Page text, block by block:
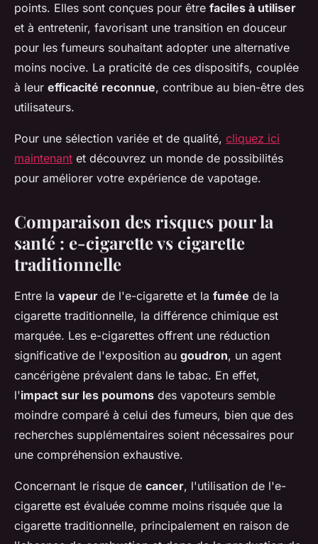
points. Elles sont conçues pour être faciles à utiliser
et à entretenir, favorisant une transition en douceur
pour les fumeurs souhaitant adopter une alternative
moins nocive. La praticité de ces dispositifs, couplée
à leur efficacité reconnue, contribue au bien-être des
utilisateurs.
Pour une sélection variée et de qualité, cliquez ici
maintenant et découvrez un monde de possibilités
pour améliorer votre expérience de vapotage.
Comparaison des risques pour la
santé : e-cigarette vs cigarette
traditionnelle
Entre la vapeur de l'e-cigarette et la fumée de la
cigarette traditionnelle, la différence chimique est
marquée. Les e-cigarettes offrent une réduction
significative de l'exposition au goudron, un agent
cancérigène prévalent dans le tabac. En effet,
l'impact sur les poumons des vapoteurs semble
moindre comparé à celui des fumeurs, bien que des
recherches supplémentaires soient nécessaires pour
une compréhension exhaustive.
Concernant le risque de cancer, l'utilisation de l'e-
cigarette est évaluée comme moins risquée que la
cigarette traditionnelle, principalement en raison de